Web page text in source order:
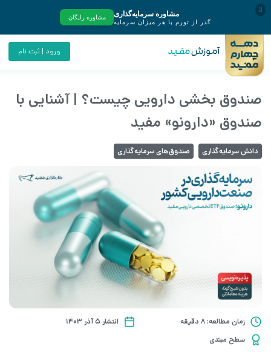
ورود | ثبت نام
صندوق بخشی دارویی چیست؟ | آشنایی با
صندوق «دارونو» مفید
دانش سرمایه‌گذاری صندوق‌های سرمایه‌گذاری
زمان مطالعه: 8 دقیقه
انتشار ۵ آذر ۱۴۰۳
سطح مبتدی